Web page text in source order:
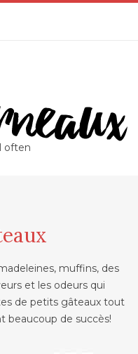
often
muffins, des
et les odeurs qui
de petits gâteaux tout
beaucoup de succès!